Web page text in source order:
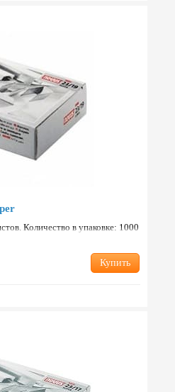
Количество в упаковке: 1000
Купить